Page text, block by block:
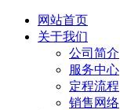
网站首页
关于我们
公司简介
服务中心
定程流程
销售网络